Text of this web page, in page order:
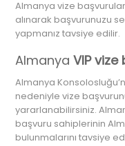
Almanya vize
alınarak başvurunuzu
yapmanız tavsiye edilir.
Almanya VIP
Almanya
nedeniyle vize
yararlanabilirsiniz.
başvuru sahiplerinin
bulunmalarını tavsiye